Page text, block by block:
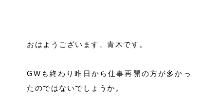
おはようございます、青木です。
GWも終わり昨日から仕事再開の方が多かっ
たのではないでしょうか。